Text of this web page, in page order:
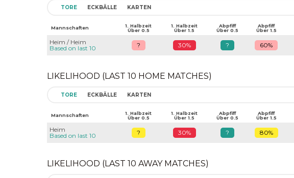
TORE ECKBÄLLE KARTEN
Mannschaften
1. Halbzeit
Über 0.5
1. Halbzeit
Über 1.5
Abpfiff
Über 0.5
Abpfiff
Über 1.5
Heim / Heim
Based on last 10
? 30% ? 60%
LIKELIHOOD (LAST 10 HOME MATCHES)
TORE ECKBÄLLE KARTEN
Mannschaften
1. Halbzeit
Über 0.5
1. Halbzeit
Über 1.5
Abpfiff
Über 0.5
Abpfiff
Über 1.5
Heim
Based on last 10
? 30% ? 80%
LIKELIHOOD (LAST 10 AWAY MATCHES)